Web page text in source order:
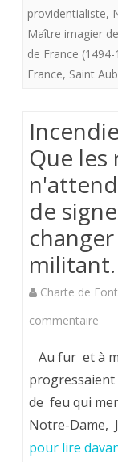
.La
providentialiste,
Maître imagier
de France (1494-
France, Saint
Que les
de
militant.
Charte de
commentaire
de
Au fur et à
de feu qui
Notre-Dame,
pour lire